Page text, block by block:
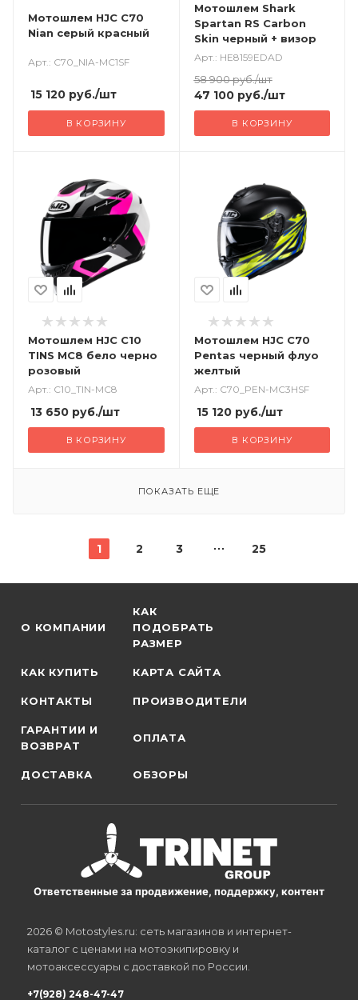
Мотошлем HJC C70
Nian серый красный
Арт.: C70_NIA-MC1SF
15 120 руб./шт
В КОРЗИНУ
Мотошлем Shark
Spartan RS Carbon
Skin черный + визор
Арт.: HE8159EDAD
58 900руб./шт
47 100руб./шт
В КОРЗИНУ
Мотошлем HJC C10
TINS MC8 бело черно
розовый
Арт.: C10_TIN-MC8
13 650 руб./шт
В КОРЗИНУ
Мотошлем HJC C70
Pentas черный флуо
желтый
Арт.: C70_PEN-MC3HSF
15 120руб./шт
В КОРЗИНУ
ПОКАЗАТЬ ЕЩЕ
1 2 3 25
О КОМПАНИИ
КАК
ПОДОБРАТЬ
РАЗМЕР
КАК КУПИТЬ КАРТА САЙТА
КОНТАКТЫ ПРОИЗВОДИТЕЛИ
ГАРАНТИИ И
ВОЗВРАТ
ОПЛАТА
ДОСТАВКА ОБЗОРЫ
Ответственные за продвижение, поддержку, контент
2026 © Motostyles.ru: сеть магазинов и интернет-
каталог с ценами на мотоэкипировку и
мотоаксессуары с доставкой по России.
+7(928) 248-47-47